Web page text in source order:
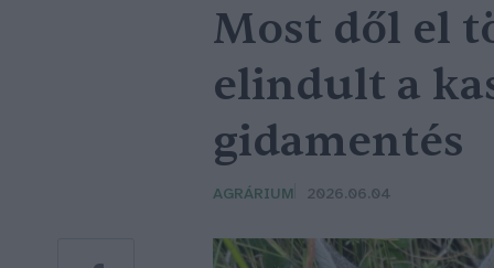
Most dől el
elindult a
gidamentés
AGRÁRIUM 2026.06.04